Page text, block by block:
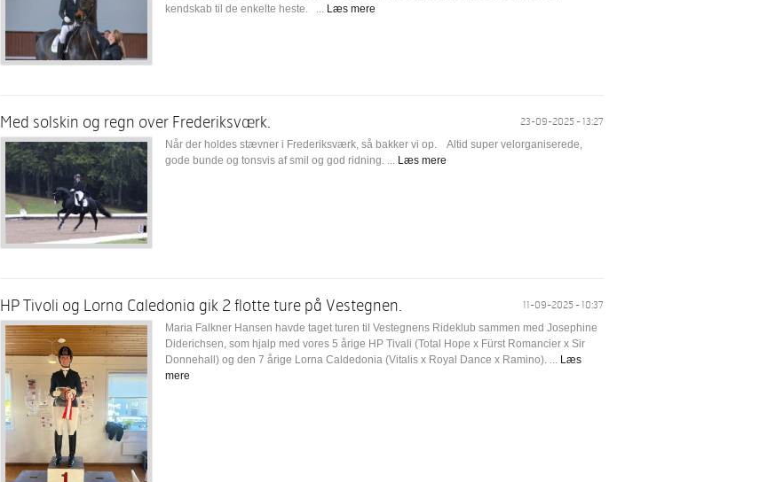
kendskab til de enkelte heste. ... Læs mere
Med solskin og regn over Frederiksværk.
23-09-2025 - 13:27
Når der holdes stævner i Frederiksværk, så bakker vi op. Altid super velorganiserede,
gode bunde og tonsvis af smil og god ridning. ... Læs mere
HP Tivoli og Lorna Caledonia gik 2 flotte ture på Vestegnen.
11-09-2025 - 10:37
Maria Falkner Hansen havde taget turen til Vestegnens Rideklub sammen med Josephine
Diderichsen, som hjalp med vores 5 årige HP Tivali (Total Hope x Fürst Romancier x Sir
Donnehall) og den 7 årige Lorna Caldedonia (Vitalis x Royal Dance x Ramino). ... Læs
mere